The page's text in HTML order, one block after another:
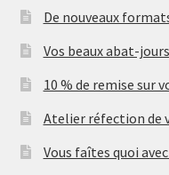
De nouveaux
Vos beaux abat-
10 % de remise sur
Atelier réfection de
Vous faîtes quoi